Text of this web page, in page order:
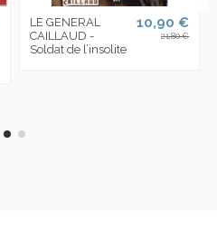
LE GENERAL
CAILLAUD -
Soldat de l’insolite
10,90 €
21,80 €